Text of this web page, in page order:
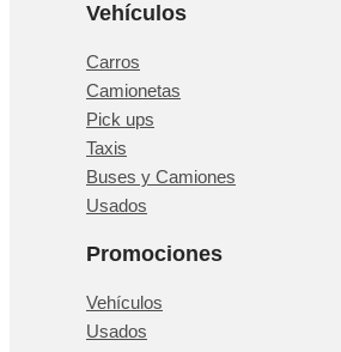
Vehículos
Carros
Camionetas
Pick ups
Taxis
Buses y Camiones
Usados
Promociones
Vehículos
Usados